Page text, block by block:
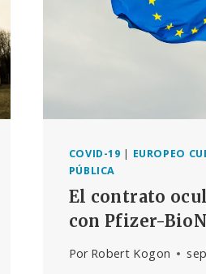
COVID-19 | EUROPEO
PÚBLICA
El contrato
con Pfizer-
Por Robert Kogon